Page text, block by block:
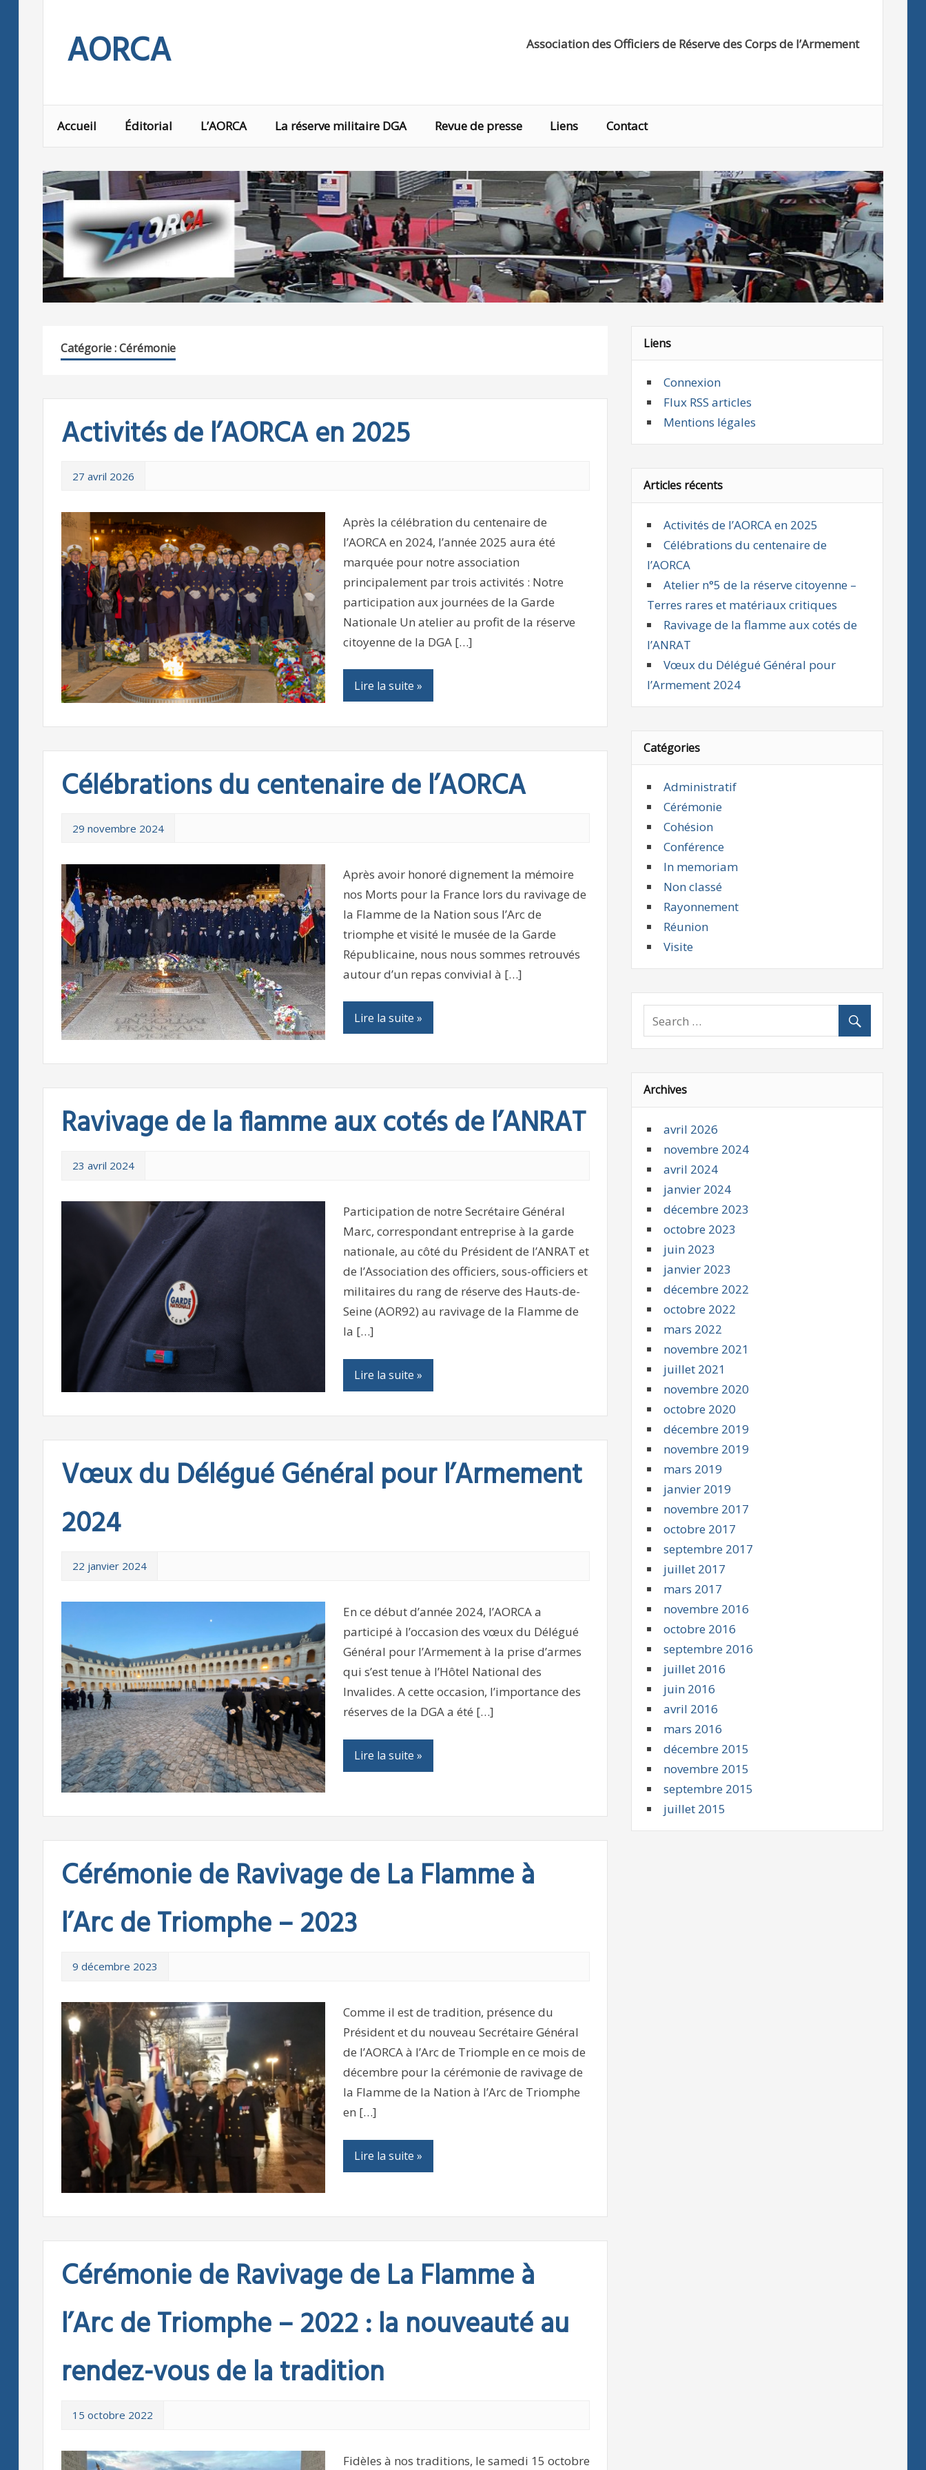
contentAORCA Association des Officiers de Réserve des Corps de l’Armement
Accueil Éditorial L’AORCA La réserve militaire DGA Revue de presse Liens Contact
Catégorie : Cérémonie
Activités de l’AORCA en 2025
27 avril 2026
Après la célébration du centenaire de
l’AORCA en 2024, l’année 2025 aura été
marquée pour notre association
principalement par trois activités : Notre
participation aux journées de la Garde
Nationale Un atelier au profit de la réserve
citoyenne de la DGA […]
Lire la suite »
Célébrations du centenaire de l’AORCA
29 novembre 2024
Après avoir honoré dignement la mémoire
nos Morts pour la France lors du ravivage de
la Flamme de la Nation sous l’Arc de
triomphe et visité le musée de la Garde
Républicaine, nous nous sommes retrouvés
autour d’un repas convivial à […]
Lire la suite »
Ravivage de la flamme aux cotés de l’ANRAT
23 avril 2024
Participation de notre Secrétaire Général
Marc, correspondant entreprise à la garde
nationale, au côté du Président de l’ANRAT et
de l’Association des officiers, sous-officiers et
militaires du rang de réserve des Hauts-de-
Seine (AOR92) au ravivage de la Flamme de
la […]
Lire la suite »
Vœux du Délégué Général pour l’Armement
2024
22 janvier 2024
En ce début d’année 2024, l’AORCA a
participé à l’occasion des vœux du Délégué
Général pour l’Armement à la prise d’armes
qui s’est tenue à l’Hôtel National des
Invalides. A cette occasion, l’importance des
réserves de la DGA a été […]
Lire la suite »
Cérémonie de Ravivage de La Flamme à
l’Arc de Triomphe – 2023
9 décembre 2023
Comme il est de tradition, présence du
Président et du nouveau Secrétaire Général
de l’AORCA à l’Arc de Triomple en ce mois de
décembre pour la cérémonie de ravivage de
la Flamme de la Nation à l’Arc de Triomphe
en […]
Lire la suite »
Cérémonie de Ravivage de La Flamme à
l’Arc de Triomphe – 2022 : la nouveauté au
rendez-vous de la tradition
15 octobre 2022
Fidèles à nos traditions, le samedi 15 octobre
Liens
Connexion
Flux RSS articles
Mentions légales
Articles récents
Activités de l’AORCA en 2025
Célébrations du centenaire de
l’AORCA
Atelier n°5 de la réserve citoyenne –
Terres rares et matériaux critiques
Ravivage de la flamme aux cotés de
l’ANRAT
Vœux du Délégué Général pour
l’Armement 2024
Catégories
Administratif
Cérémonie
Cohésion
Conférence
In memoriam
Non classé
Rayonnement
Réunion
Visite
Archives
avril 2026
novembre 2024
avril 2024
janvier 2024
décembre 2023
octobre 2023
juin 2023
janvier 2023
décembre 2022
octobre 2022
mars 2022
novembre 2021
juillet 2021
novembre 2020
octobre 2020
décembre 2019
novembre 2019
mars 2019
janvier 2019
novembre 2017
octobre 2017
septembre 2017
juillet 2017
mars 2017
novembre 2016
octobre 2016
septembre 2016
juillet 2016
juin 2016
avril 2016
mars 2016
décembre 2015
novembre 2015
septembre 2015
juillet 2015